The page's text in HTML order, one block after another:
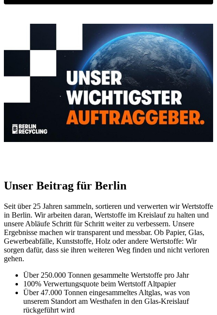
Unser Beitrag für Berlin
Seit über 25 Jahren sammeln, sortieren und verwerten wir Wertstoffe
in Berlin. Wir arbeiten daran, Wertstoffe im Kreislauf zu halten und
unsere Abläufe Schritt für Schritt weiter zu verbessern. Unsere
Ergebnisse machen wir transparent und messbar. Ob Papier, Glas,
Gewerbeabfälle, Kunststoffe, Holz oder andere Wertstoffe: Wir
sorgen dafür, dass sie ihren weiteren Weg finden und nicht verloren
gehen.
Über 250.000 Tonnen gesammelte Wertstoffe pro Jahr
100% Verwertungsquote beim Wertstoff Altpapier
Über 47.000 Tonnen eingesammeltes Altglas, was von
unserem Standort am Westhafen in den Glas-Kreislauf
rückgeführt wird